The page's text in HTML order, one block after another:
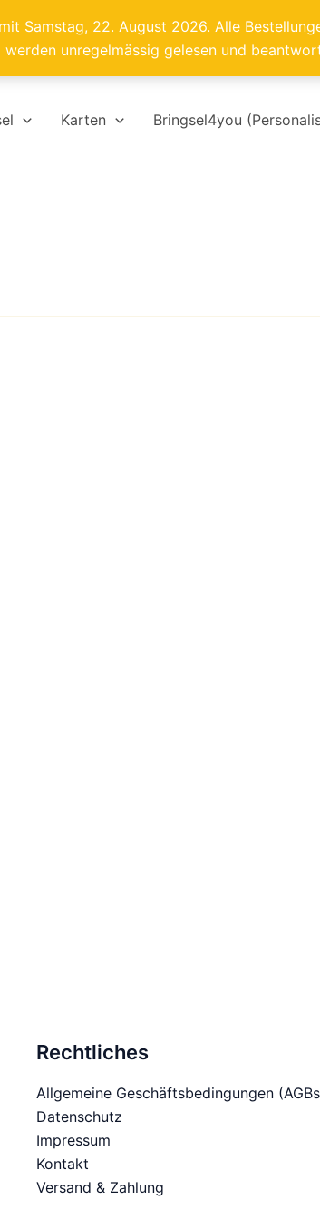
Samstag, 22. August 2026. Alle
unregelmässig gelesen und
Karten Bringsel4you
Rechtliches
Allgemeine Geschäftsbedingungen
Datenschutz
Impressum
Kontakt
Versand & Zahlung